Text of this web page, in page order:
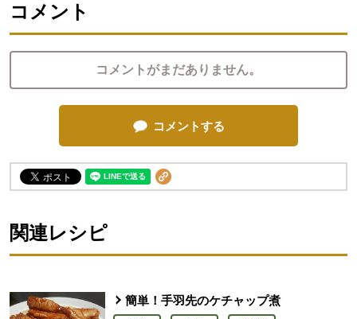
コメント
コメントがまだありません。
コメントする
関連レシピ
簡単！手羽先のケチャップ煮